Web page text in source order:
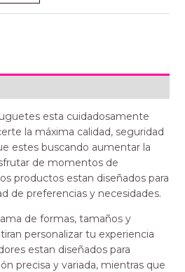
esta cuidadosamente
la máxima calidad, seguridad
estes buscando aumentar la
de momentos de
productos estan diseñados para
de preferencias y necesidades.
de formas, tamaños y
personalizar tu experiencia
estan diseñados para
precisa y variada, mientras que